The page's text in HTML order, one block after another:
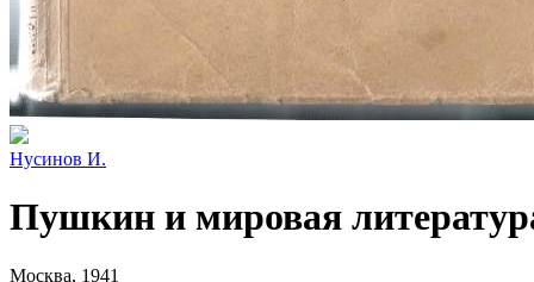
Нусинов И.
Пушкин и мировая
Москва, 1941